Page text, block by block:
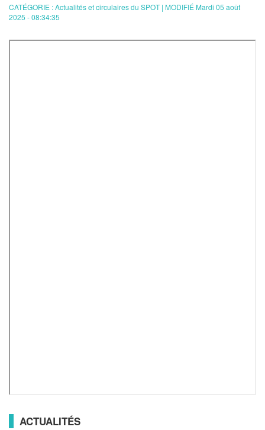
CATÉGORIE : Actualités et circulaires du SPOT | MODIFIÉ Mardi 05 août
2025 - 08:34:35
ACTUALITÉS